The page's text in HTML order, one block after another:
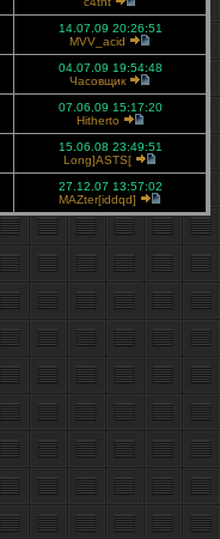
14.07.09 20:26:51
MVV_acid
04.07.09 19:54:48
Часовщик
07.06.09 15:17:20
Hitherto
15.06.08 23:49:51
Long]ASTS[
27.12.07 13:57:02
MAZter[iddqd]